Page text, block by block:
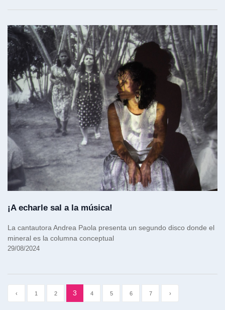
¡A echarle sal a la música!
La cantautora Andrea Paola presenta un segundo disco donde el
mineral es la columna conceptual
29/08/2024
‹ 1 2 3 4 5 6 7 ›